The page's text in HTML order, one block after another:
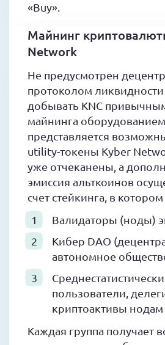
«Buy».
Майнинг
Network
Не предусмотрен
протоколом ликвидности
добывать KNC
майнинга
представляется
utility-токены Kyber
уже отчеканены, а
эмиссия альткоинов
счет стейкинга, в
Валидаторы (ноды)
Кибер DAO
автономное
пользователи,
криптоактивы нодам
Каждая группа получает